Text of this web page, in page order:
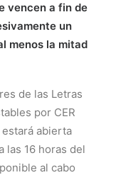
vencen a fin de
un
menos la mitad
de las Letras
por CER
abierta
las 16 horas del
al cabo